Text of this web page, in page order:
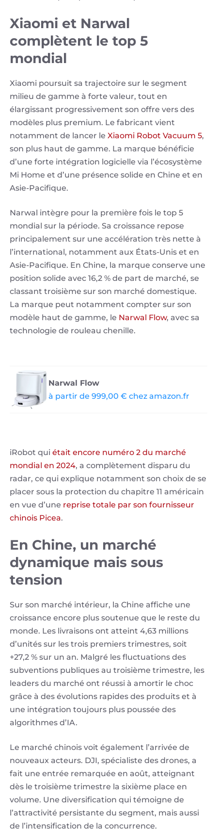
Xiaomi et Narwal
complètent le top 5
mondial
Xiaomi poursuit sa trajectoire sur le segment
milieu de gamme à forte valeur, tout en
élargissant progressivement son offre vers des
modèles plus premium. Le fabricant vient
notamment de lancer le Xiaomi Robot Vacuum 5,
son plus haut de gamme. La marque bénéficie
d’une forte intégration logicielle via l’écosystème
Mi Home et d’une présence solide en Chine et en
Asie-Pacifique.
Narwal intègre pour la première fois le top 5
mondial sur la période. Sa croissance repose
principalement sur une accélération très nette à
l’international, notamment aux États-Unis et en
Asie-Pacifique. En Chine, la marque conserve une
position solide avec 16,2 % de part de marché, se
classant troisième sur son marché domestique.
La marque peut notamment compter sur son
modèle haut de gamme, le Narwal Flow, avec sa
technologie de rouleau chenille.
Narwal Flow
à partir de 999,00 € chez amazon.fr
iRobot qui était encore numéro 2 du marché
mondial en 2024, a complètement disparu du
radar, ce qui explique notamment son choix de se
placer sous la protection du chapitre 11 américain
en vue d’une reprise totale par son fournisseur
chinois Picea.
En Chine, un marché
dynamique mais sous
tension
Sur son marché intérieur, la Chine affiche une
croissance encore plus soutenue que le reste du
monde. Les livraisons ont atteint 4,63 millions
d’unités sur les trois premiers trimestres, soit
+27,2 % sur un an. Malgré les fluctuations des
subventions publiques au troisième trimestre, les
leaders du marché ont réussi à amortir le choc
grâce à des évolutions rapides des produits et à
une intégration toujours plus poussée des
algorithmes d’IA.
Le marché chinois voit également l’arrivée de
nouveaux acteurs. DJI, spécialiste des drones, a
fait une entrée remarquée en août, atteignant
dès le troisième trimestre la sixième place en
volume. Une diversification qui témoigne de
l’attractivité persistante du segment, mais aussi
de l’intensification de la concurrence.